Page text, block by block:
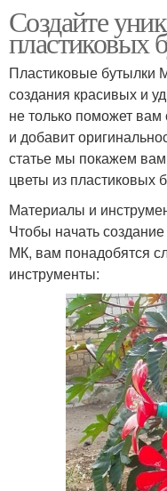
Создайте
Пластиковые бутылки
создания красивых и
не только поможет
и добавит
статье мы покажем
цветы из пластиковых
Материалы и
Чтобы начать
МК, вам понадобятся
инструменты: